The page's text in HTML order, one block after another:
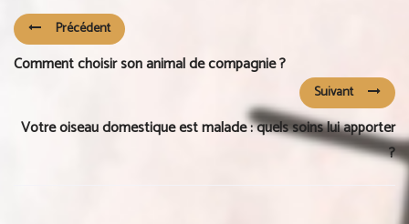
Précédent
Comment choisir son animal de compagnie ?
Suivant
Votre oiseau domestique est malade : quels soins lui apporter
?